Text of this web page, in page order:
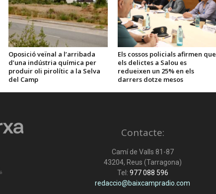
Oposició veïnal a l’arribada
d’una indústria química per
produir oli pirolític a la Selva
del Camp
Els cossos policials afirmen que
els delictes a Salou es
redueixen un 25% en els
darrers dotze mesos
Contacte:
Camí de Valls 81-87
43204, Reus (Tarragona)
Tel: 977 088 596
redaccio@baixcampradio.com